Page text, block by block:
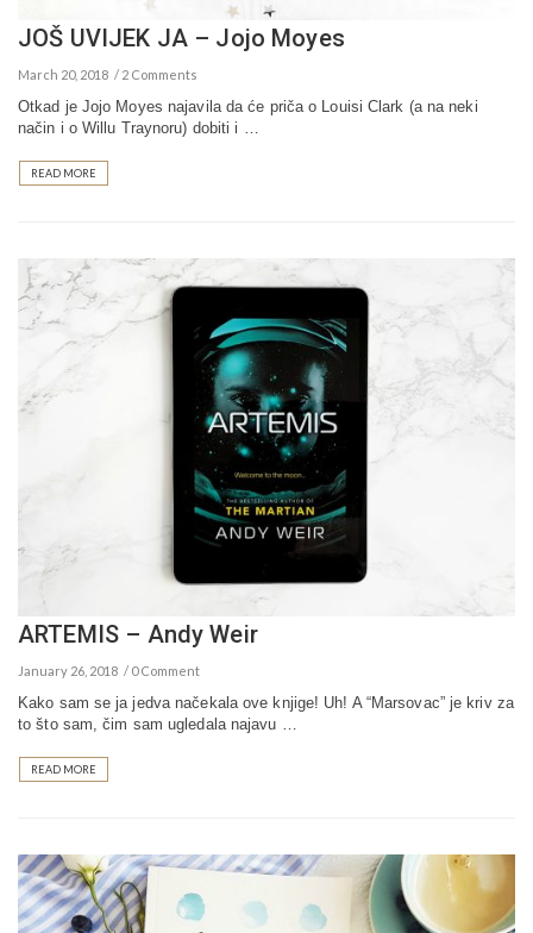
JOŠ UVIJEK JA – Jojo Moyes
March 20, 2018 2 Comments
Otkad je Jojo Moyes najavila da će priča o Louisi Clark (a na neki
način i o Willu Traynoru) dobiti i …
READ MORE
ARTEMIS – Andy Weir
January 26, 2018 0 Comment
Kako sam se ja jedva načekala ove knjige! Uh! A “Marsovac” je kriv za
to što sam, čim sam ugledala najavu …
READ MORE